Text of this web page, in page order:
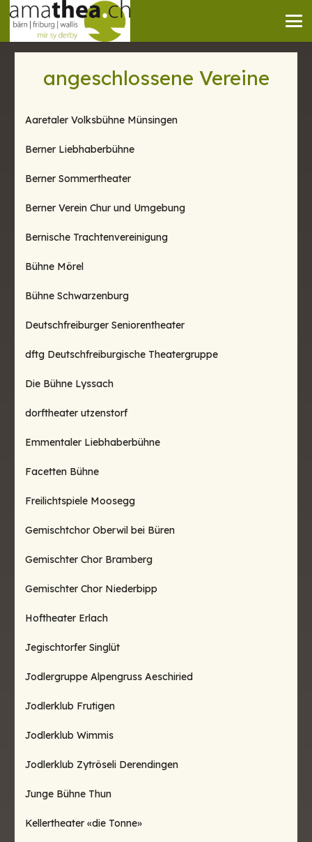
angeschlossene Vereine
Aaretaler Volksbühne Münsingen
Berner Liebhaberbühne
Berner Sommertheater
Berner Verein Chur und Umgebung
Bernische Trachtenvereinigung
Bühne Mörel
Bühne Schwarzenburg
Deutschfreiburger Seniorentheater
dftg Deutschfreiburgische Theatergruppe
Die Bühne Lyssach
dorftheater utzenstorf
Emmentaler Liebhaberbühne
Facetten Bühne
Freilichtspiele Moosegg
Gemischtchor Oberwil bei Büren
Gemischter Chor Bramberg
Gemischter Chor Niederbipp
Hoftheater Erlach
Jegischtorfer Singlüt
Jodlergruppe Alpengruss Aeschiried
Jodlerklub Frutigen
Jodlerklub Wimmis
Jodlerklub Zytröseli Derendingen
Junge Bühne Thun
Kellertheater «die Tonne»